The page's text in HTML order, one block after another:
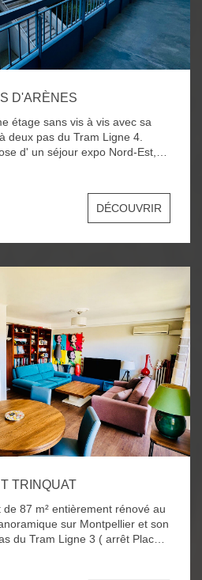
D'ARÈNES
étage sans vis à vis avec sa
deux pas du Tram Ligne 4.
d' un séjour expo Nord-Est,
extérieur et d'une cave au
DÉCOUVRIR
TRINQUAT
87 m² entièrement rénové au
sur Montpellier et son
du Tram Ligne 3 ( arrêt Place
de 14 m² expo Sud-Ouest,